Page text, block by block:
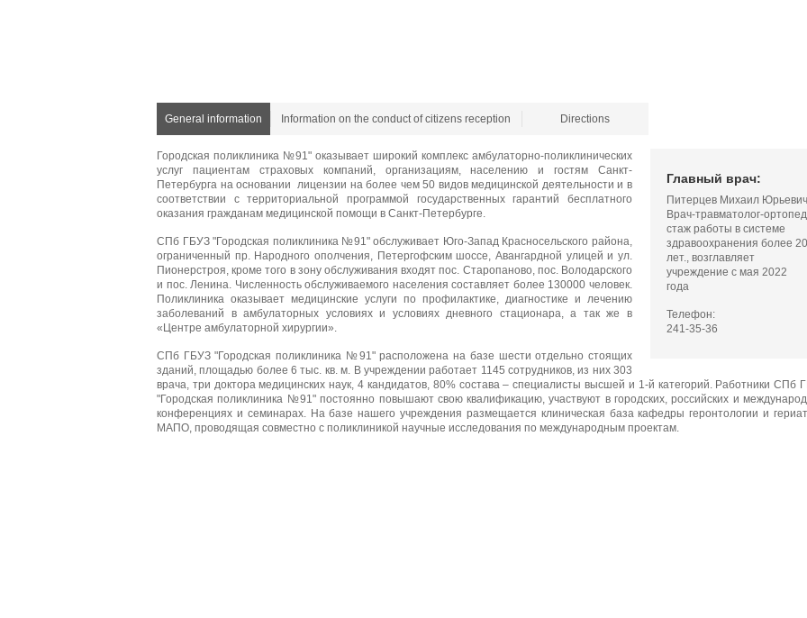
General information Information on the conduct of citizens reception Directions
Главный врач:
Питерцев Михаил Юрьевич
Врач-травматолог-
стаж работы в системе
здравоохранения более 20
лет., возглавляет
учреждение с мая 2022
года
Телефон:
241-35-36
Городская поликлиника №91" оказывает широкий комплекс амбулаторно-поликлинических
услуг пациентам страховых компаний, организациям, населению и гостям Санкт-
Петербурга на основании лицензии на более чем 50 видов медицинской деятельности и в
соответствии с территориальной программой государственных гарантий бесплатного
оказания гражданам медицинской помощи в Санкт-Петербурге.
СПб ГБУЗ "Городская поликлиника №91" обслуживает Юго-Запад Красносельского района,
ограниченный пр. Народного ополчения, Петергофским шоссе, Авангардной улицей и ул.
Пионерстроя, кроме того в зону обслуживания входят пос. Старопаново, пос. Володарского
и пос. Ленина. Численность обслуживаемого населения составляет более 130000 человек.
Поликлиника оказывает медицинские услуги по профилактике, диагностике и лечению
заболеваний в амбулаторных условиях и условиях дневного стационара, а так же в
«Центре амбулаторной хирургии».
СПб ГБУЗ "Городская поликлиника №91" расположена на базе шести отдельно стоящих
зданий, площадью более 6 тыс. кв. м. В учреждении работает 1145 сотрудников, из них 303
врача, три доктора медицинских наук, 4 кандидатов, 80% состава – специалисты высшей и 1-й категорий. Работники СПб
"Городская поликлиника №91" постоянно повышают свою квалификацию, участвуют в городских, российских и
конференциях и семинарах. На базе нашего учреждения размещается клиническая база кафедры геронтологии и
МАПО, проводящая совместно с поликлиникой научные исследования по международным проектам.